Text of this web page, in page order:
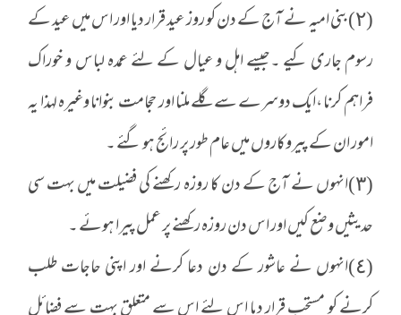
(٢)بنی امیہ نے آج کے دن کو روز عید قرار دیا اور اس میں عید کے
رسوم جاری کیے ۔جیسے اہل و عیال کے لئے عمدہ لباس و خوراک
فراہم کرنا ،ایک دوسرے سے گلے ملنا اور حجامت بنوانا وغیرہ لہذا یہ
امور ان کے پیروکاروں میں عام طور پر رائج ہو گئے ۔
(٣)انہوں نے آج کے دن کا روزہ رکھنے کی فضیلت میں بہت سی
حدیثیں وضع کیں اور اس دن روزہ رکھنے پر عمل پیرا ہوئے ۔
(٤)انہوں نے عاشور کے دن دعا کرنے اور اپنی حاجات طلب